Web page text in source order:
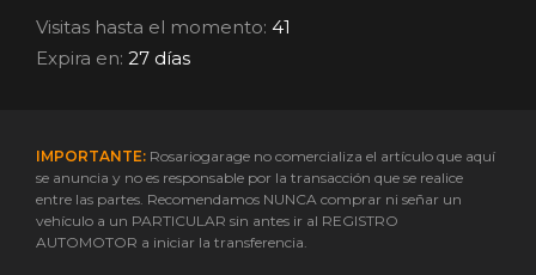
Visitas hasta el momento: 41
Expira en: 27 días
IMPORTANTE: Rosariogarage no comercializa el artículo que aquí
se anuncia y no es responsable por la transacción que se realice
entre las partes. Recomendamos NUNCA comprar ni señar un
vehículo a un PARTICULAR sin antes ir al REGISTRO
AUTOMOTOR a iniciar la transferencia.